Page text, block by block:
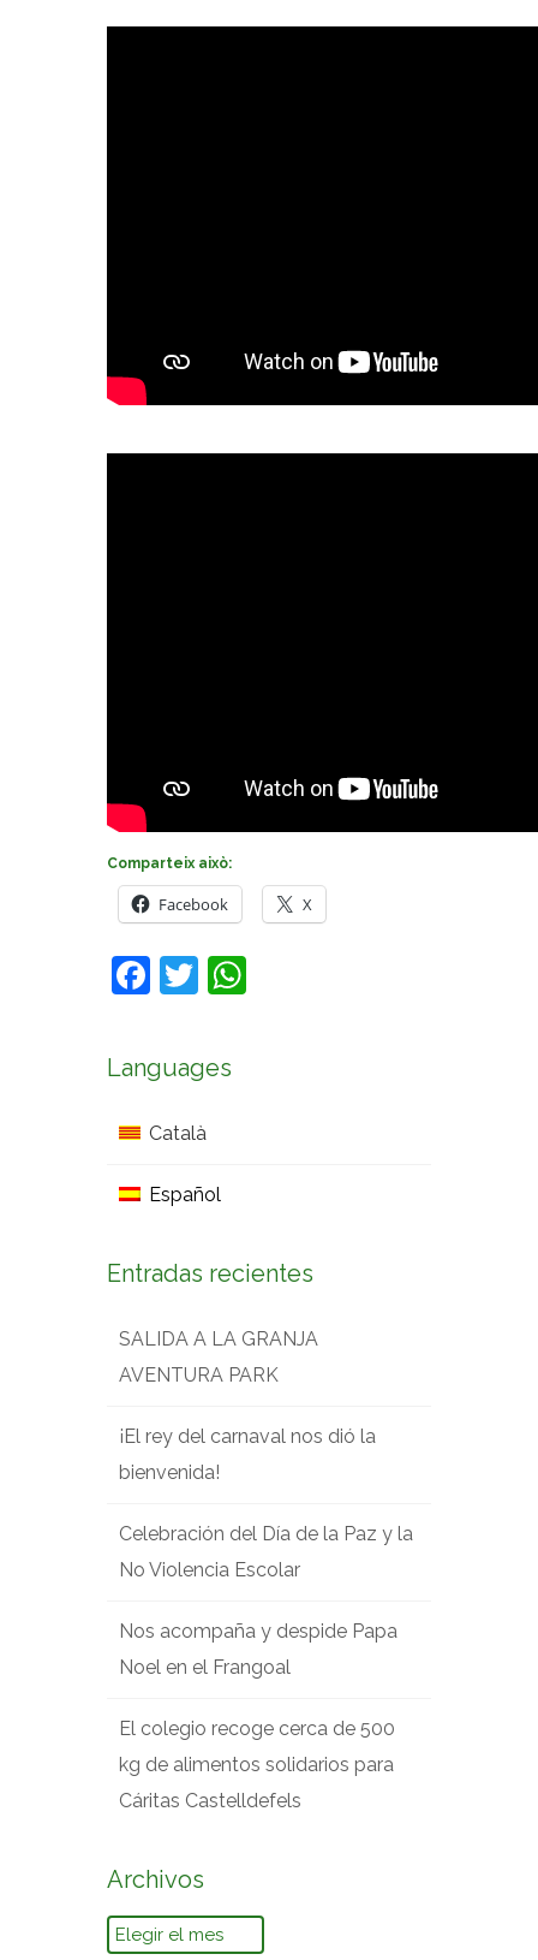
Comparteix això:
Facebook X
Facebook
Twitter
Languages
Català
Español
Entradas recientes
SALIDA A LA GRANJA
AVENTURA PARK
¡El rey del carnaval nos dió la
bienvenida!
Celebración del Día de la Paz y la
No Violencia Escolar
Nos acompaña y despide Papa
Noel en el Frangoal
El colegio recoge cerca de 500
kg de alimentos solidarios para
Cáritas Castelldefels
Archivos
Archivos